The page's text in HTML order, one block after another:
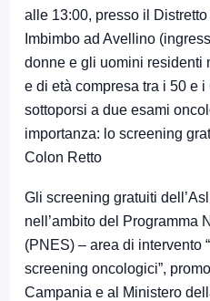
alle 13:00, presso il
Imbimbo ad Avellino
donne e gli uomini residenti
e di età compresa tra i 50 e
sottoporsi a due esami
importanza: lo screening
Colon Retto
Gli screening gratuiti
nell’ambito del Programma
(PNES) – area di intervento
screening oncologici”,
Campania e al Ministero